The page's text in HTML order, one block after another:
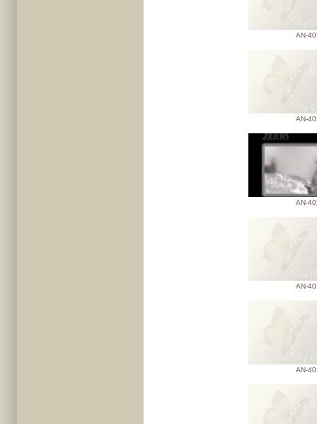
AN-
AN-
AN-
AN-
AN-